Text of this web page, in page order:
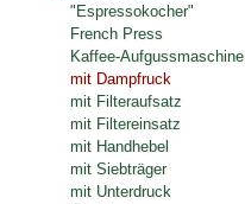
"Espressokocher"
French Press
Kaffee-Aufgussmaschine
mit Dampfruck
mit Filteraufsatz
mit Filtereinsatz
mit Handhebel
mit Siebträger
mit Unterdruck